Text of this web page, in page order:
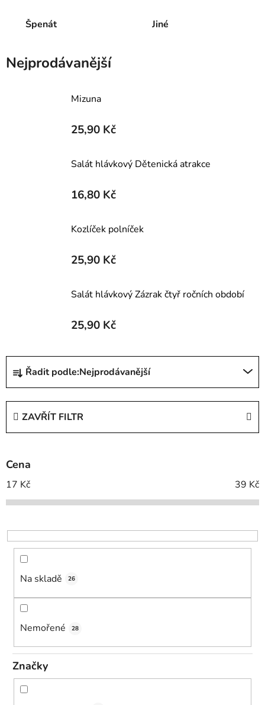
Špenát Jiné
Nejprodávanější
Mizuna
25,90 Kč
Salát hlávkový Dětenická atrakce
16,80 Kč
Kozlíček polníček
25,90 Kč
Salát hlávkový Zázrak čtyř ročních období
25,90 Kč
Ř
z
p
r
o
d
k
t
Řadit podle:Nejprodávanější
ZAVŘÍT FILTR
Cena
17 Kč 39 Kč
Na skladě 26
Nemořené 28
Značky